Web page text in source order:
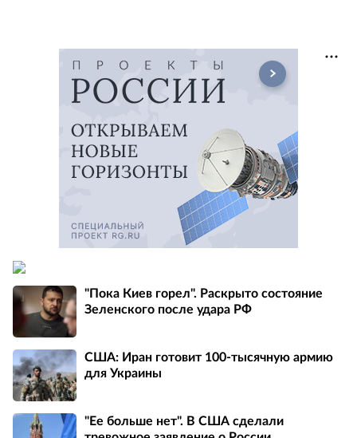
"Пока Киев горел". Раскрыто состояние
Зеленского после удара РФ
США: Иран готовит 100-тысячную армию
для Украины
"Ее больше нет". В США сделали